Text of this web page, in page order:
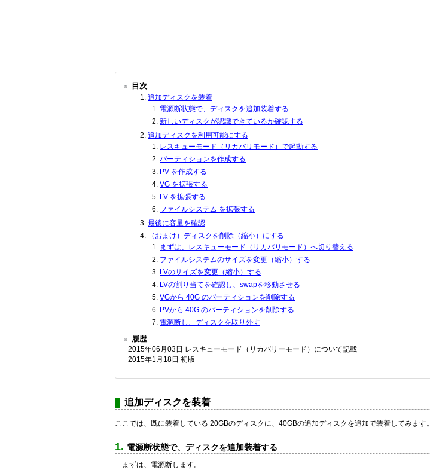
目次
追加ディスクを装着
電源断状態で、ディスクを追加装着する
新しいディスクが認識できているか確認する
追加ディスクを利用可能にする
レスキューモード（リカバリモード）で起動する
パーティションを作成する
PV を作成する
VG を拡張する
LV を拡張する
ファイルシステム を拡張する
最後に容量を確認
（おまけ）ディスクを削除（縮小）にする
まずは、レスキューモード（リカバリモード）へ切り替える
ファイルシステムのサイズを変更（縮小）する
LVのサイズを変更（縮小）する
LVの割り当てを確認し、swapを移動させる
VGから 40G のパーティションを削除する
PVから 40G のパーティションを削除する
電源断し、ディスクを取り外す
履歴
2015年06月03日 レスキューモード（リカバリーモード）について記載
2015年1月18日 初版
追加ディスクを装着
ここでは、既に装着している 20GBのディスクに、40GBの追加ディスクを追加で装着してみます。
電源断状態で、ディスクを追加装着する
まずは、電源断します。